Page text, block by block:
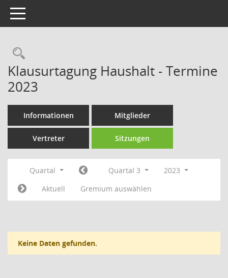
Toggle navigation
Rechercheauswahl
Klausurtagung Haushalt - Termine
2023
Informationen Mitglieder
Vertreter Sitzungen
Quartal Quartal 3
2023
Aktuell
Gremium auswählen
Keine Daten gefunden.